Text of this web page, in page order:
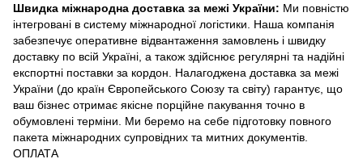
Швидка міжнародна доставка за межі України: Ми повністю
інтегровані в систему міжнародної логістики. Наша компанія
забезпечує оперативне відвантаження замовлень і швидку
доставку по всій Україні, а також здійснює регулярні та надійні
експортні поставки за кордон. Налагоджена доставка за межі
України (до країн Європейського Союзу та світу) гарантує, що
ваш бізнес отримає якісне порційне пакування точно в
обумовлені терміни. Ми беремо на себе підготовку повного
пакета міжнародних супровідних та митних документів.
ОПЛАТА